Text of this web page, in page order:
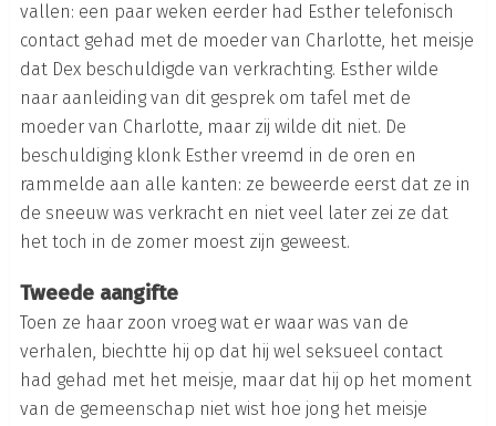
vallen: een paar weken eerder had Esther telefonisch
contact gehad met de moeder van Charlotte, het meisje
dat Dex beschuldigde van verkrachting. Esther wilde
naar aanleiding van dit gesprek om tafel met de
moeder van Charlotte, maar zij wilde dit niet. De
beschuldiging klonk Esther vreemd in de oren en
rammelde aan alle kanten: ze beweerde eerst dat ze in
de sneeuw was verkracht en niet veel later zei ze dat
het toch in de zomer moest zijn geweest.
Tweede aangifte
Toen ze haar zoon vroeg wat er waar was van de
verhalen, biechtte hij op dat hij wel seksueel contact
had gehad met het meisje, maar dat hij op het moment
van de gemeenschap niet wist hoe jong het meisje